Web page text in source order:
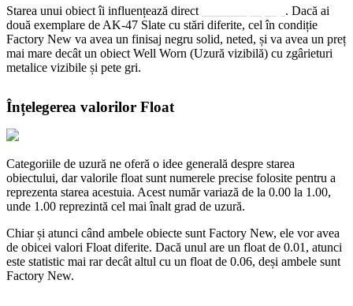
Starea unui obiect îi influențează direct
. Dacă ai
două exemplare de AK-47 Slate cu stări diferite, cel în condiție
Factory New va avea un finisaj negru solid, neted, și va avea un preț
mai mare decât un obiect Well Worn (Uzură vizibilă) cu zgârieturi
metalice vizibile și pete gri.
Înțelegerea valorilor Float
Categoriile de uzură ne oferă o idee generală despre starea
obiectului, dar valorile float sunt numerele precise folosite pentru a
reprezenta starea acestuia. Acest număr variază de la 0.00 la 1.00,
unde 1.00 reprezintă cel mai înalt grad de uzură.
Chiar și atunci când ambele obiecte sunt Factory New, ele vor avea
de obicei valori Float diferite. Dacă unul are un float de 0.01, atunci
este statistic mai rar decât altul cu un float de 0.06, deși ambele sunt
Factory New.